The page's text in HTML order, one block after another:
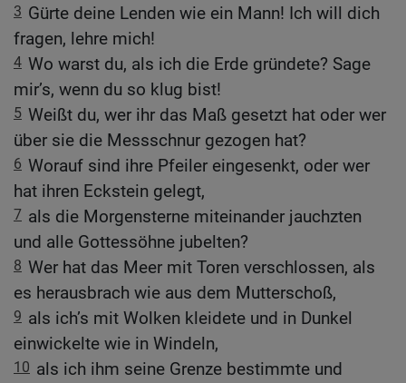
3 Gürte deine Lenden wie ein Mann! Ich will dich
fragen, lehre mich!
4 Wo warst du, als ich die Erde gründete? Sage
mir’s, wenn du so klug bist!
5 Weißt du, wer ihr das Maß gesetzt hat oder wer
über sie die Messschnur gezogen hat?
6 Worauf sind ihre Pfeiler eingesenkt, oder wer
hat ihren Eckstein gelegt,
7 als die Morgensterne miteinander jauchzten
und alle Gottessöhne jubelten?
8 Wer hat das Meer mit Toren verschlossen, als
es herausbrach wie aus dem Mutterschoß,
9 als ich’s mit Wolken kleidete und in Dunkel
einwickelte wie in Windeln,
10 als ich ihm seine Grenze bestimmte und